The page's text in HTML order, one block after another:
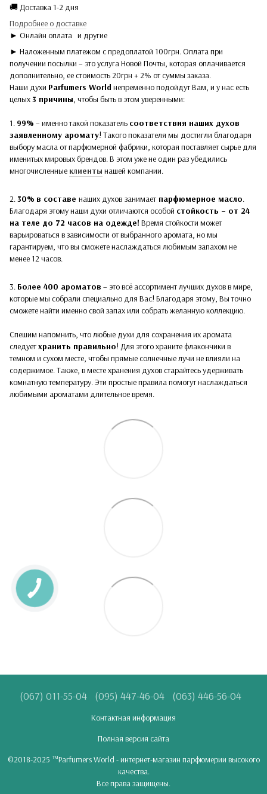
🚚 Доставка 1-2 дня
Подробнее о доставке
► Онлайн оплата и другие
► Наложенным платежом с предоплатой 100грн. Оплата при
получении посылки – это услуга Новой Почты, которая оплачивается
дополнительно, ее стоимость 20грн + 2% от суммы заказа.
Наши духи Parfumers World непременно подойдут Вам, и у нас есть
целых3 причины, чтобы быть в этом уверенными:
1. 99% – именно такой показатель соответствия наших духов
заявленному аромату! Такого показателя мы достигли благодаря
выбору масла от парфюмерной фабрики, которая поставляет сырье для
именитых мировых брендов. В этом уже не один раз убедились
многочисленные клиенты нашей компании.
2.30% в составе наших духов занимает парфюмерное масло.
Благодаря этому наши духи отличаются особой стойкость – от 24
на теле до 72 часов на одежде! Время стойкости может
варьироваться в зависимости от выбранного аромата, но мы
гарантируем, что вы сможете наслаждаться любимым запахом не
менее 12 часов.
3. Более 400 ароматов – это всё ассортимент лучших духов в мире,
которые мы собрали специально для Вас! Благодаря этому, Вы точно
сможете найти именно свой запах или собрать желанную коллекцию.
Спешим напомнить, что любые духи для сохранения их аромата
следуетхранить правильно! Для этого храните флакончики в
темном и сухом месте, чтобы прямые солнечные лучи не влияли на
содержимое. Также, в месте хранения духов старайтесь удерживать
комнатную температуру. Эти простые правила помогут наслаждаться
любимыми ароматами длительное время.
(067) 011-55-04 (095) 447-46-04 (063) 446-56-04
Контактная информация
Полная версия сайта
©2018-2025 ™Parfumers World - интернет-магазин парфюмерии высокого
качества.
Все права защищены.